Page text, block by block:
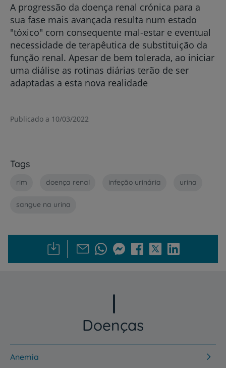
A progressão da doença renal crónica para a
sua fase mais avançada resulta num estado
"tóxico" com consequente mal-estar e eventual
necessidade de terapêutica de substituição da
função renal. Apesar de bem tolerada, ao iniciar
uma diálise as rotinas diárias terão de ser
adaptadas a esta nova realidade
Publicado a 10/03/2022
Tags
rim doença renal infeção urinária urina
sangue na urina
Doenças
Anemia